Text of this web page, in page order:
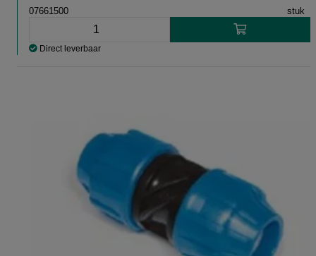
07661500 stuk
Direct leverbaar